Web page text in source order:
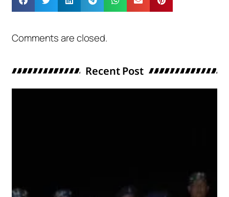
Comments are closed.
Recent Post